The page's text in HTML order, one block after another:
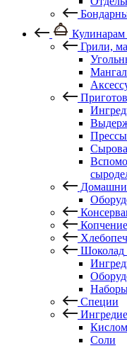
Кулинарам
Грили,
Копчение
Шоколад
Специи
Соли